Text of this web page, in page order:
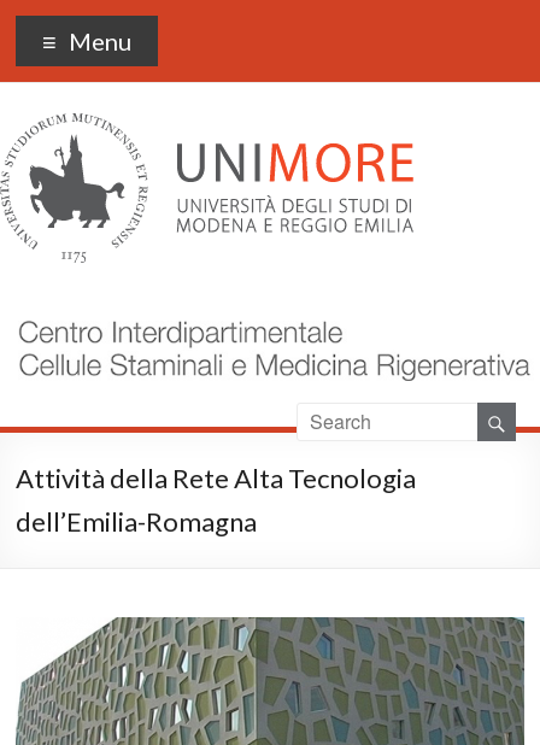
CIDSTEM
Menu
Attività della Rete Alta Tecnologia
dell’Emilia-Romagna